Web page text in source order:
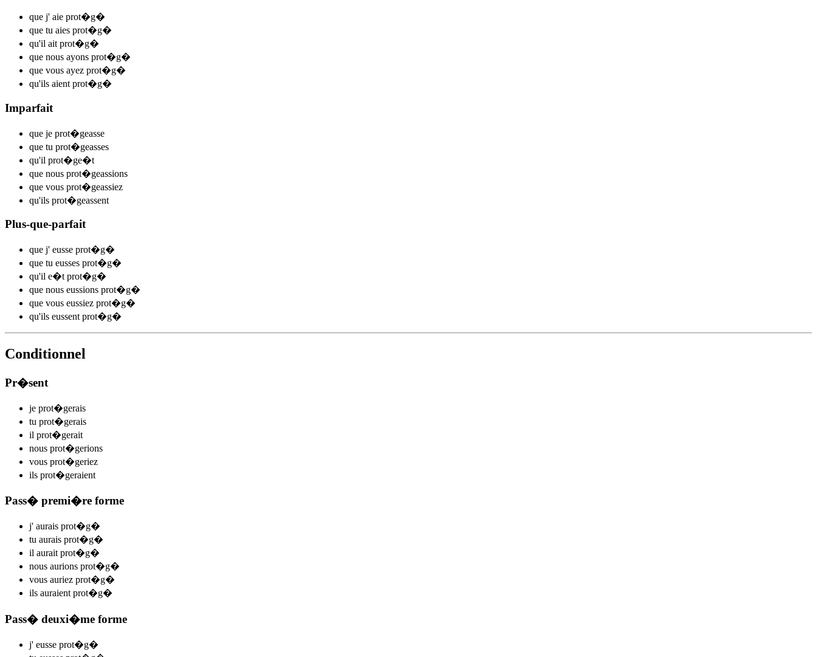
que j' aie prot�g�
que tu aies prot�g�
qu'il ait prot�g�
que nous ayons prot�g�
que vous ayez prot�g�
qu'ils aient prot�g�
Imparfait
que je prot�geasse
que tu prot�geasses
qu'il prot�ge�t
que nous prot�geassions
que vous prot�geassiez
qu'ils prot�geassent
Plus-que-parfait
que j' eusse prot�g�
que tu eusses prot�g�
qu'il e�t prot�g�
que nous eussions prot�g�
que vous eussiez prot�g�
qu'ils eussent prot�g�
Conditionnel
Pr�sent
je prot�gerais
tu prot�gerais
il prot�gerait
nous prot�gerions
vous prot�geriez
ils prot�geraient
Pass� premi�re forme
j' aurais prot�g�
tu aurais prot�g�
il aurait prot�g�
nous aurions prot�g�
vous auriez prot�g�
ils auraient prot�g�
Pass� deuxi�me forme
j' eusse prot�g�